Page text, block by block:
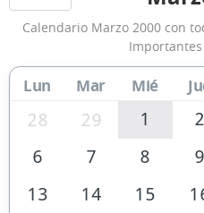
Calendario Marzo 2000 con
Lun Mar Mié
28 29 1 2
6
7 8 9
13
14 15